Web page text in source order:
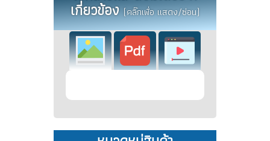
เกี่ยวข้อง(คลิ๊กเพื่อ แสดง/ซ่อน)